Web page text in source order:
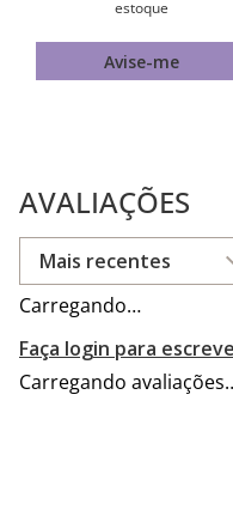
estoque
Avise-me
AVALIAÇÕES
Carregando…
Faça login para
Mais recentes
Carregando